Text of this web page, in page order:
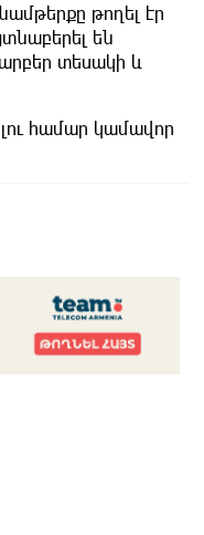
թողել էր
են
տեսակի և
համար կամավոր